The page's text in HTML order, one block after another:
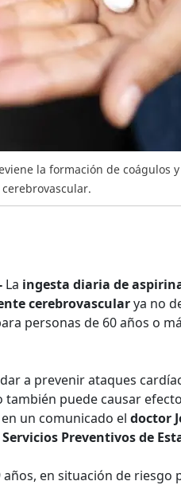
la formación de coágulos
La ingesta diaria de
cerebrovascularya no
personas de 60 años o
a prevenir ataques
puede causar
un comunicado el doctor
Preventivos de
en situación de riesgo